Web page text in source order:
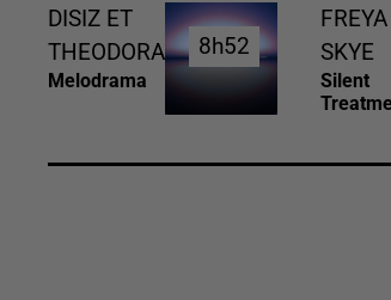
DISIZ ET
THEODORA
Melodrama
8h52
8h52
FREYA
SKYE
Silent